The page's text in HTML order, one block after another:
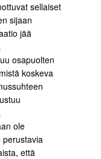
sellaiset
sijaan
jää
osapuolten
koskeva
ole
perustavia
että